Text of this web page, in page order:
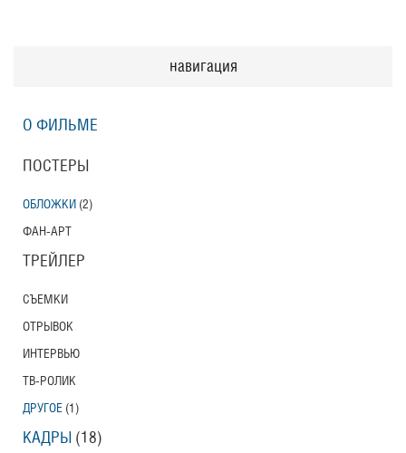
навигация
О ФИЛЬМЕ
ПОСТЕРЫ
ОБЛОЖКИ (2)
ФАН-АРТ
ТРЕЙЛЕР
СЪЕМКИ
ОТРЫВОК
ИНТЕРВЬЮ
ТВ-РОЛИК
ДРУГОЕ (1)
КАДРЫ (18)